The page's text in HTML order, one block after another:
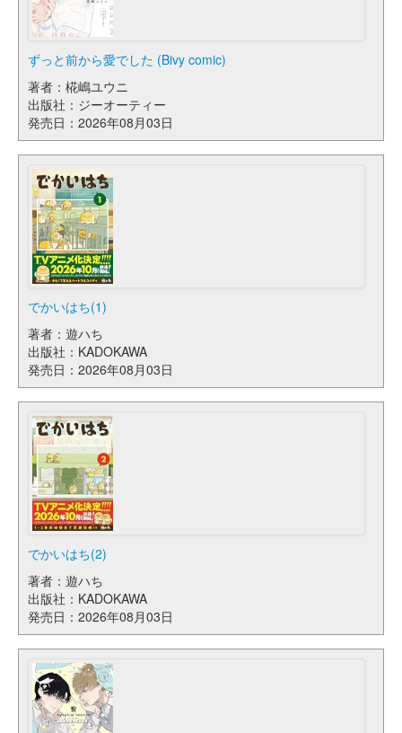
ずっと前から愛でした (Bivy comic)
著者：椛嶋ユウニ
出版社：ジーオーティー
発売日：2026年08月03日
でかいはち(1)
著者：遊ハち
出版社：KADOKAWA
発売日：2026年08月03日
でかいはち(2)
著者：遊ハち
出版社：KADOKAWA
発売日：2026年08月03日